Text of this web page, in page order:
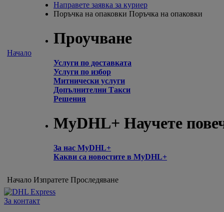
Начало
Направете заявка за куриер
Поръчка на опаковки Поръчка на опаковки
Проучване
Услуги по доставката
Услуги по избор
Митнически услуги
Допълнителни Такси
Решения
MyDHL+ Научете
За нас MyDHL+
Какви са новостите в MyDHL+
Начало Изпратете Проследяване
За контакт